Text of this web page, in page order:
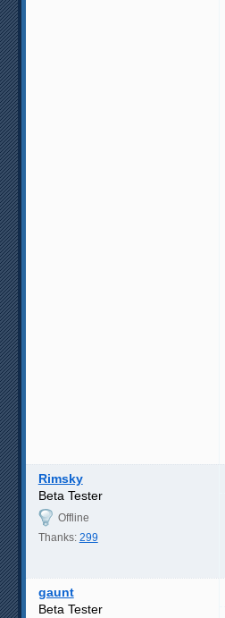
Rimsky
Beta Tester
Offline
Thanks: 299
gaunt
Beta Tester